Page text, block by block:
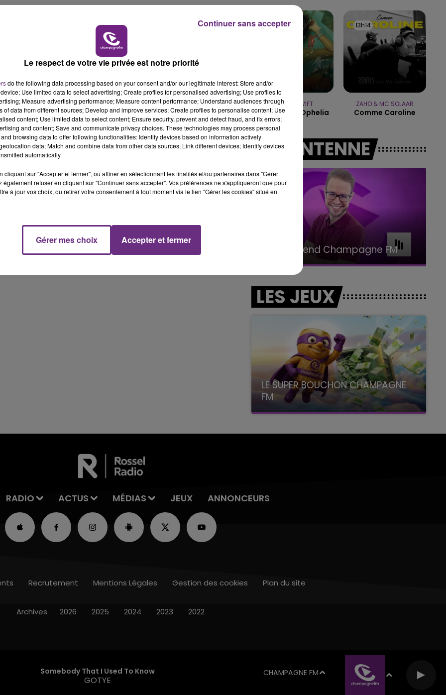
16h00 - 20h00
LE WEEK-END CHAMPAGNE FM
LE MAGASIN JOUÉCLUB DE REIMS FERME
SES PORTES
C'était l'une des institutions du centre-ville
rémois. Le magasin JouéClub est contraint de
13h17
13h17
TAYLOR SWIFT
The Fate Of Ophelia
13h14
13h14
ZAHO & MC SOLAAR
Comme Caroline
A L'ANTENNE
7h00 - 11h00
Le week-end Champagne FM
LES JEUX
LE SUPER BOUCHON CHAMPAGNE
FM
avec La Famille Champagne FM, à 8H10
RADIO ACTUS MÉDIAS JEUX ANNONCEURS
Somebody That I Used To Know
GOTYE
CHAMPAGNE FM
Recrutement Mentions Légales Gestion des cookies Plan du site
Archives 2026 2025 2024 2023 2022
Le respect de votre vie privée est notre priorité
do the following data processing based on your consent and/or our legitimate interest: Store and/or
Use limited data to select advertising; Create profiles for personalised advertising; Use profiles to
Measure advertising performance; Measure content performance; Understand audiences through
of data from different sources; Develop and improve services; Create profiles to personalise content; Use
content; Use limited data to select content; Ensure security, prevent and detect fraud, and fix errors;
and content; Save and communicate privacy choices. These technologies may process personal
browsing data to offer following functionalities: Identify devices based on information actively
data; Match and combine data from other data sources; Link different devices; Identify devices
automatically.
cliquant sur "Accepter et fermer", ou affiner en sélectionnant les finalités et/ou partenaires dans "Gérer
également refuser en cliquant sur "Continuer sans accepter". Vos préférences ne s'appliqueront que pour
à jour vos choix, ou retirer votre consentement à tout moment via le lien "Gérer les cookies" situé en
Gérer mes choix Accepter et fermer
Continuer sans accepter